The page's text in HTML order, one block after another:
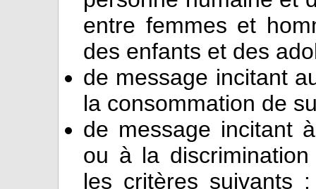
entre femmes et
des enfants et des
de message incitant
la consommation de
de message incitant
ou à la
les critères suivants